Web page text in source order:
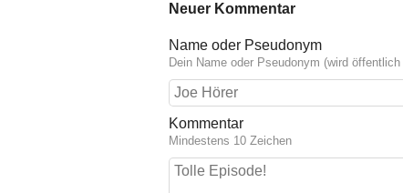
Neuer Kommentar
Name oder Pseudonym
Dein Name oder Pseudonym (wird
Kommentar
Mindestens 10 Zeichen